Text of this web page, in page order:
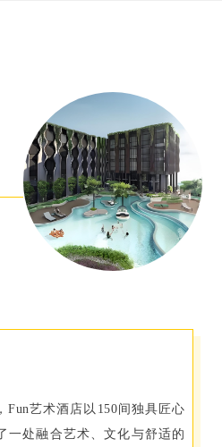
Fun艺术酒店以150间独具匠心
一处融合艺术、文化与舒适的